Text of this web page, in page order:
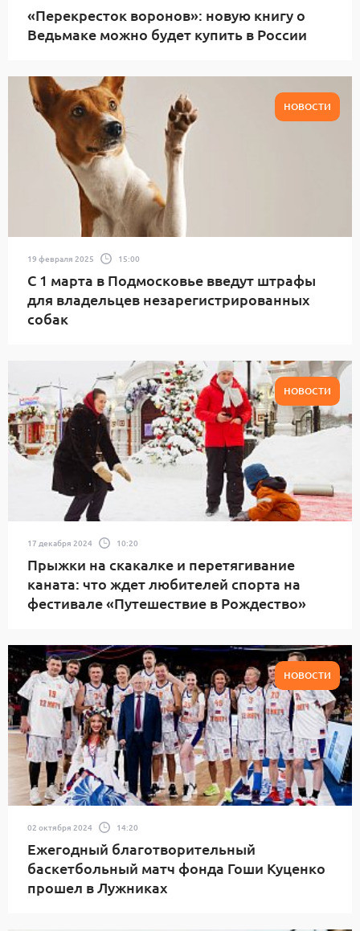
«Перекресток воронов»: новую книгу о
Ведьмаке можно будет купить в России
НОВОСТИ
19 февраля 2025 15:00
С 1 марта в Подмосковье введут штрафы
для владельцев незарегистрированных
собак
НОВОСТИ
17 декабря 2024 10:20
Прыжки на скакалке и перетягивание
каната: что ждет любителей спорта на
фестивале «Путешествие в Рождество»
НОВОСТИ
02 октября 2024 14:20
Ежегодный благотворительный
баскетбольный матч фонда Гоши Куценко
прошел в Лужниках